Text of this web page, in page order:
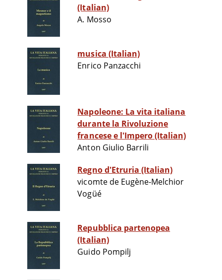
(Italian)
A. Mosso
musica (Italian)
Enrico Panzacchi
Napoleone: La vita italiana
durante la Rivoluzione
francese e l'Impero (Italian)
Anton Giulio Barrili
Regno d'Etruria (Italian)
vicomte de Eugène-Melchior
Vogüé
Repubblica partenopea
(Italian)
Guido Pompilj